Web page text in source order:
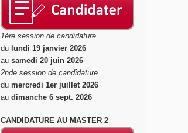
1ère session de candidature
du lundi 19 janvier 2026
ausamedi 20 juin 2026
2nde session de candidature
du mercredi 1er juillet 2026
audimanche 6 sept. 2026
CANDIDATURE AU MASTER 2